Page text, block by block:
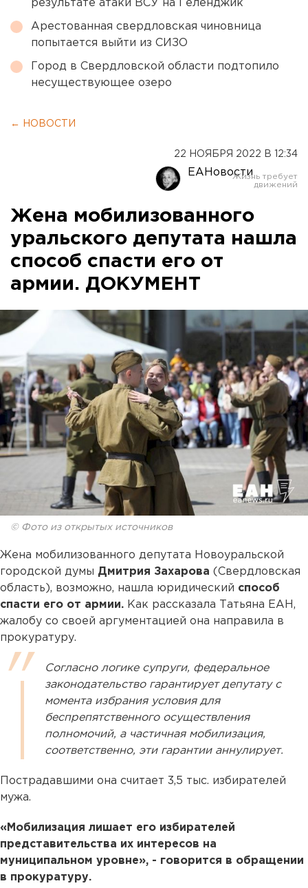
результате атаки ВСУ на Геленджик
Арестованная свердловская чиновница
попытается выйти из СИЗО
Город в Свердловской области подтопило
несуществующее озеро
← НОВОСТИ
22 НОЯБРЯ 2022 В 12:34
ЕАНовости
Жена мобилизованного
уральского депутата нашла
способ спасти его от
армии. ДОКУМЕНТ
© Фото из открытых источников
Жена мобилизованного депутата Новоуральской
городской думы Дмитрия Захарова (Свердловская
область), возможно, нашла юридический способ
спасти его от армии. Как рассказала Татьяна ЕАН,
жалобу со своей аргументацией она направила в
прокуратуру.
Согласно логике супруги, федеральное
законодательство гарантирует депутату с
момента избрания условия для
беспрепятственного осуществления
полномочий, а частичная мобилизация,
соответственно, эти гарантии аннулирует.
Пострадавшими она считает 3,5 тыс. избирателей
мужа.
«Мобилизация лишает его избирателей
представительства их интересов на
муниципальном уровне», - говорится в обращении
в прокуратуру.